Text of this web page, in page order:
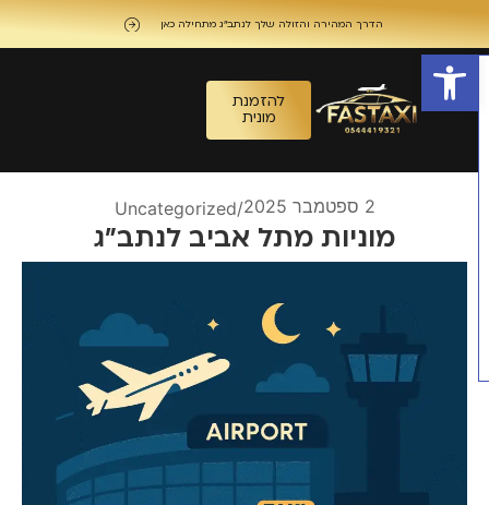
פתח סרגל נגישות
הדרך המהירה והזולה שלך לנתב"ג מתחילה כאן
להזמנת
מונית
/
Uncategorized
מוניות מתל אביב לנתב"ג